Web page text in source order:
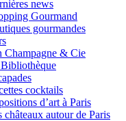
news
Gourmand
gourmandes
Champagne & Cie
cocktails
d’art à Paris
châteaux autour de Paris